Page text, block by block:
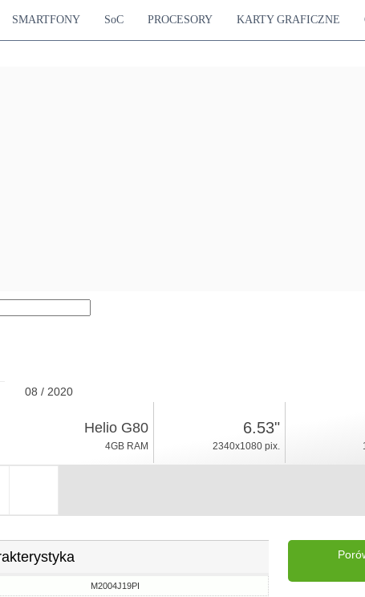
SMARTFONY SoC PROCESORY KARTY GRAFICZNE
08 / 2020
Android 10, MIUI 11
Helio G80
4GB RAM
6.53"
2340x1080 pix.
M2004J19PI